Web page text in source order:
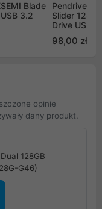
Blade
3.2
Pendrive
Slider
Drive USB
400MB/s
128G-G46)
98,00 zł
opinie
dany produkt.
128GB
G46)